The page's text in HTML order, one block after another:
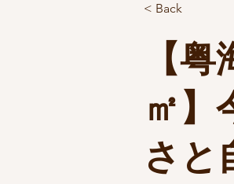
< Back
【
㎡】
さと